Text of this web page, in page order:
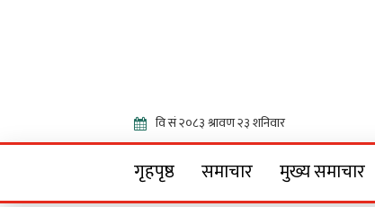
गृहपृष्ठ समाचार मुख्य समाचार